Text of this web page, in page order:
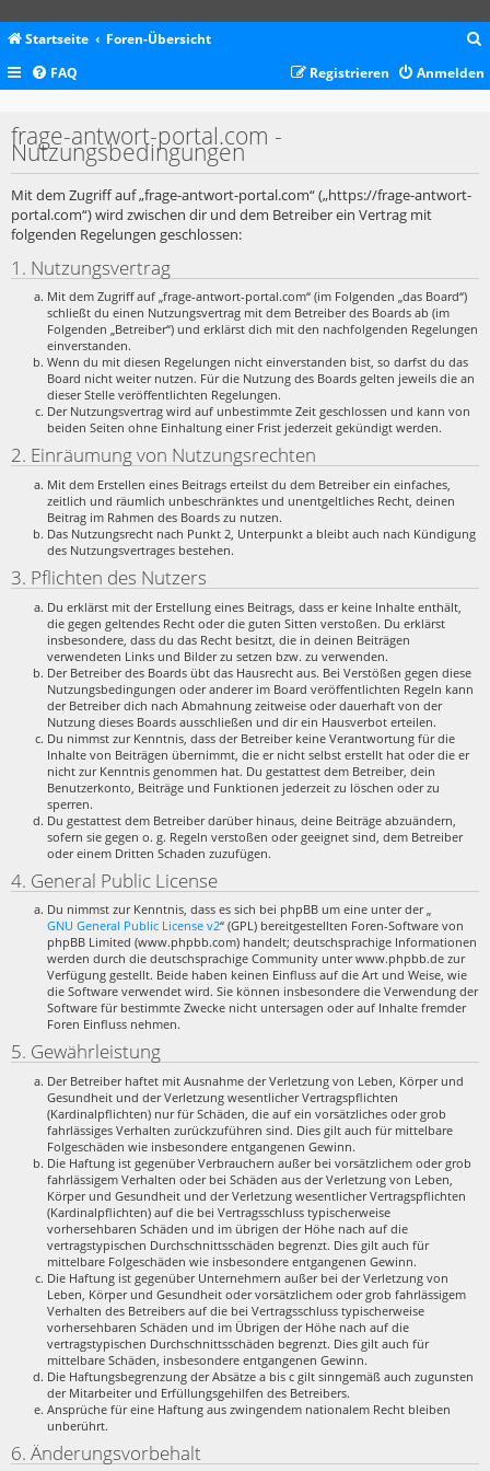
Startseite Foren-Übersicht
c
FAQ Anmelden
Registrieren
frage-antwort-portal.com -
Nutzungsbedingungen
Mit dem Zugriff auf „frage-antwort-portal.com“ („https://frage-antwort-
portal.com“) wird zwischen dir und dem Betreiber ein Vertrag mit
folgenden Regelungen geschlossen:
1. Nutzungsvertrag
Mit dem Zugriff auf „frage-antwort-portal.com“ (im Folgenden „das Board“)
schließt du einen Nutzungsvertrag mit dem Betreiber des Boards ab (im
Folgenden „Betreiber“) und erklärst dich mit den nachfolgenden Regelungen
einverstanden.
Wenn du mit diesen Regelungen nicht einverstanden bist, so darfst du das
Board nicht weiter nutzen. Für die Nutzung des Boards gelten jeweils die an
dieser Stelle veröffentlichten Regelungen.
Der Nutzungsvertrag wird auf unbestimmte Zeit geschlossen und kann von
beiden Seiten ohne Einhaltung einer Frist jederzeit gekündigt werden.
2. Einräumung von Nutzungsrechten
Mit dem Erstellen eines Beitrags erteilst du dem Betreiber ein einfaches,
zeitlich und räumlich unbeschränktes und unentgeltliches Recht, deinen
Beitrag im Rahmen des Boards zu nutzen.
Das Nutzungsrecht nach Punkt 2, Unterpunkt a bleibt auch nach Kündigung
des Nutzungsvertrages bestehen.
3. Pflichten des Nutzers
Du erklärst mit der Erstellung eines Beitrags, dass er keine Inhalte enthält,
die gegen geltendes Recht oder die guten Sitten verstoßen. Du erklärst
insbesondere, dass du das Recht besitzt, die in deinen Beiträgen
verwendeten Links und Bilder zu setzen bzw. zu verwenden.
Der Betreiber des Boards übt das Hausrecht aus. Bei Verstößen gegen diese
Nutzungsbedingungen oder anderer im Board veröffentlichten Regeln kann
der Betreiber dich nach Abmahnung zeitweise oder dauerhaft von der
Nutzung dieses Boards ausschließen und dir ein Hausverbot erteilen.
Du nimmst zur Kenntnis, dass der Betreiber keine Verantwortung für die
Inhalte von Beiträgen übernimmt, die er nicht selbst erstellt hat oder die er
nicht zur Kenntnis genommen hat. Du gestattest dem Betreiber, dein
Benutzerkonto, Beiträge und Funktionen jederzeit zu löschen oder zu
sperren.
Du gestattest dem Betreiber darüber hinaus, deine Beiträge abzuändern,
sofern sie gegen o. g. Regeln verstoßen oder geeignet sind, dem Betreiber
oder einem Dritten Schaden zuzufügen.
4. General Public License
Du nimmst zur Kenntnis, dass es sich bei phpBB um eine unter der „
GNU General Public License v2“ (GPL) bereitgestellten Foren-Software von
phpBB Limited (www.phpbb.com) handelt; deutschsprachige Informationen
werden durch die deutschsprachige Community unter www.phpbb.de zur
Verfügung gestellt. Beide haben keinen Einfluss auf die Art und Weise, wie
die Software verwendet wird. Sie können insbesondere die Verwendung der
Software für bestimmte Zwecke nicht untersagen oder auf Inhalte fremder
Foren Einfluss nehmen.
5. Gewährleistung
Der Betreiber haftet mit Ausnahme der Verletzung von Leben, Körper und
Gesundheit und der Verletzung wesentlicher Vertragspflichten
(Kardinalpflichten) nur für Schäden, die auf ein vorsätzliches oder grob
fahrlässiges Verhalten zurückzuführen sind. Dies gilt auch für mittelbare
Folgeschäden wie insbesondere entgangenen Gewinn.
Die Haftung ist gegenüber Verbrauchern außer bei vorsätzlichem oder grob
fahrlässigem Verhalten oder bei Schäden aus der Verletzung von Leben,
Körper und Gesundheit und der Verletzung wesentlicher Vertragspflichten
(Kardinalpflichten) auf die bei Vertragsschluss typischerweise
vorhersehbaren Schäden und im übrigen der Höhe nach auf die
vertragstypischen Durchschnittsschäden begrenzt. Dies gilt auch für
mittelbare Folgeschäden wie insbesondere entgangenen Gewinn.
Die Haftung ist gegenüber Unternehmern außer bei der Verletzung von
Leben, Körper und Gesundheit oder vorsätzlichem oder grob fahrlässigem
Verhalten des Betreibers auf die bei Vertragsschluss typischerweise
vorhersehbaren Schäden und im Übrigen der Höhe nach auf die
vertragstypischen Durchschnittsschäden begrenzt. Dies gilt auch für
mittelbare Schäden, insbesondere entgangenen Gewinn.
Die Haftungsbegrenzung der Absätze a bis c gilt sinngemäß auch zugunsten
der Mitarbeiter und Erfüllungsgehilfen des Betreibers.
Ansprüche für eine Haftung aus zwingendem nationalem Recht bleiben
unberührt.
6. Änderungsvorbehalt